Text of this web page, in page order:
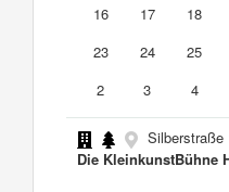
16
17 18
23
24 25
2
3 4
Silberstraße
Die KleinkunstBühne